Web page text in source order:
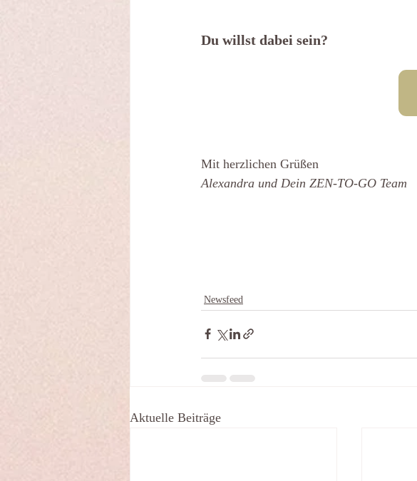
Du willst dabei sein?
Mit herzlichen Grüßen
Alexandra und Dein ZEN-TO-GO Team
Newsfeed
Aktuelle Beiträge